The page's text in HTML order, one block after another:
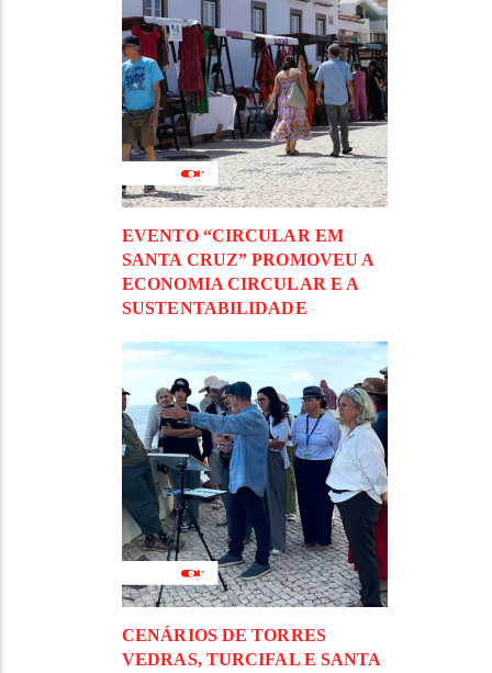
EVENTO “CIRCULAR EM
SANTA CRUZ” PROMOVEU A
ECONOMIA CIRCULAR E A
SUSTENTABILIDADE
CENÁRIOS DE TORRES
VEDRAS, TURCIFAL E SANTA